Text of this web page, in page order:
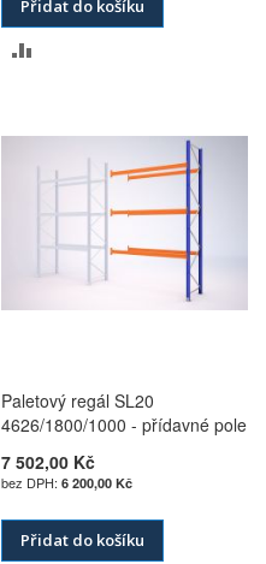
Přidat do košíku
POROVNÁNÍ
Paletový regál SL20
4626/1800/1000 - přídavné pole
7 502,00 Kč
6 200,00 Kč
Přidat do košíku